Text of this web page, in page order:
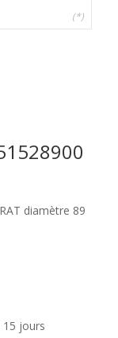
(*)
diamètre 89
15 jours